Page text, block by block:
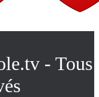
- Tous